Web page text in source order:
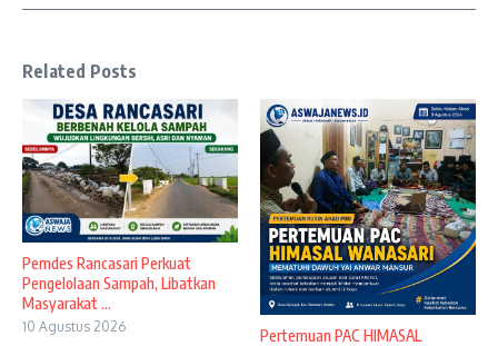
Related Posts
Pemdes Rancasari Perkuat
Pengelolaan Sampah, Libatkan
Masyarakat ...
10 Agustus 2026
Pertemuan PAC HIMASAL